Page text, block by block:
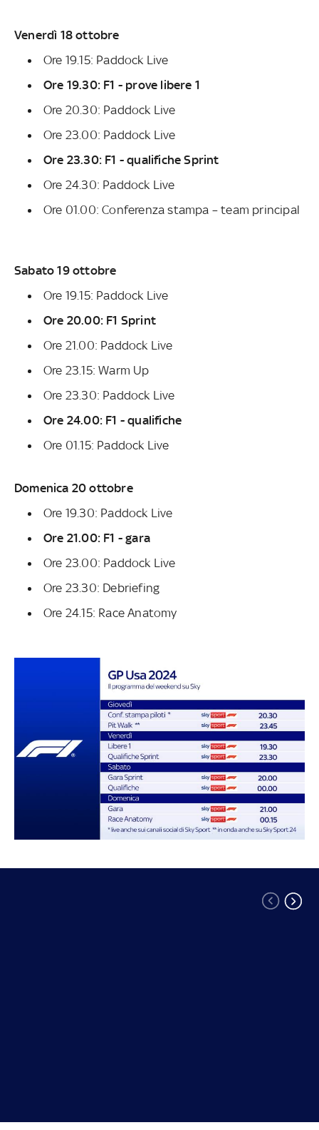
Venerdì 18 ottobre
Ore 19.15: Paddock Live
Ore 19.30: F1 - prove libere 1
Ore 20.30: Paddock Live
Ore 23.00: Paddock Live
Ore 23.30: F1 - qualifiche Sprint
Ore 24.30: Paddock Live
Ore 01.00: Conferenza stampa – team principal
Sabato 19 ottobre
Ore 19.15: Paddock Live
Ore 20.00: F1 Sprint
Ore 21.00: Paddock Live
Ore 23.15: Warm Up
Ore 23.30: Paddock Live
Ore 24.00: F1 - qualifiche
Ore 01.15: Paddock Live
Domenica 20 ottobre
Ore 19.30: Paddock Live
Ore 21.00: F1 - gara
Ore 23.00: Paddock Live
Ore 23.30: Debriefing
Ore 24.15: Race Anatomy